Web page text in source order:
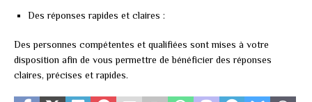
Des réponses rapides et claires :
Des personnes compétentes et qualifiées sont mises à votre
disposition afin de vous permettre de bénéficier des réponses
claires, précises et rapides.